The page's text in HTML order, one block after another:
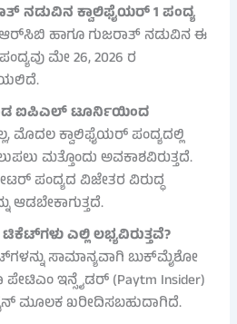
ನಡುವಿನ ಕ್ವಾಲಿಫೈಯರ್ 1 ಪಂದ್ಯ
ಹಾಗೂ ಗುಜರಾತ್ ನಡುವಿನ ಈ
ಮೇ 26, 2026 ರ
ಐಪಿಎಲ್ ಟೂರ್ನಿಯಿಂದ
ಮೊದಲ ಕ್ವಾಲಿಫೈಯರ್ ಪಂದ್ಯದಲ್ಲಿ
ಮತ್ತೊಂದು ಅವಕಾಶವಿರುತ್ತದೆ.
ಪಂದ್ಯದ ವಿಜೇತರ ವಿರುದ್ಧ
ಆಡಬೇಕಾಗುತ್ತದೆ.
ಎಲ್ಲಿ ಲಭ್ಯವಿರುತ್ತವೆ?
ಸಾಮಾನ್ಯವಾಗಿ ಬುಕ್‌ಮೈಶೋ
ಪೇಟಿಎಂ ಇನ್ಸೈಡರ್ (Paytm Insider)
ಮೂಲಕ ಖರೀದಿಸಬಹುದಾಗಿದೆ.